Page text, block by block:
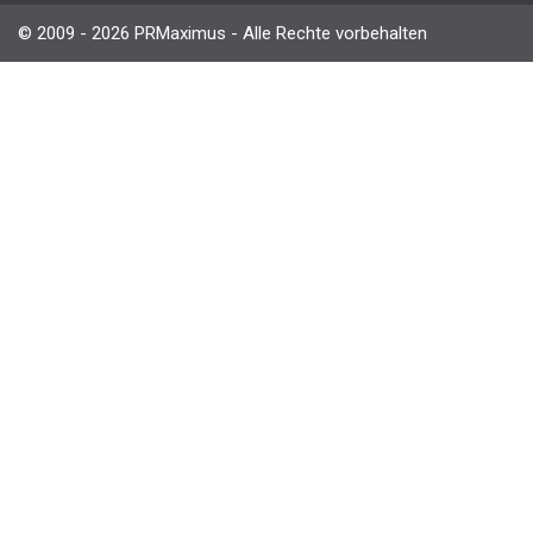
© 2009 - 2026 PRMaximus - Alle Rechte vorbehalten